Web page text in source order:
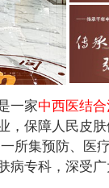
一家中西医结合
，保障人民皮
所集预防、医
病专科，深受